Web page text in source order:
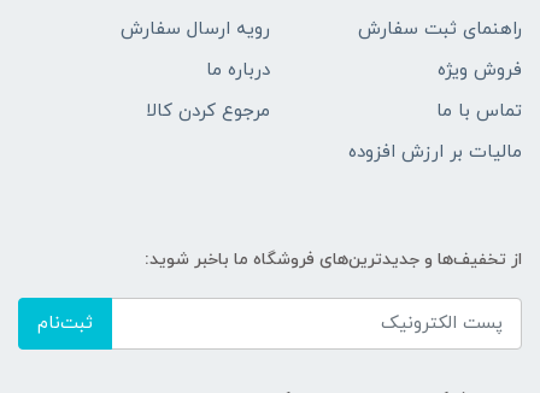
راهنمای ثبت سفارش
رویه ارسال سفارش
فروش ویژه
درباره ما
تماس با ما
مرجوع کردن کالا
مالیات بر ارزش افزوده
از تخفیف‌ها و جدیدترین‌های فروشگاه ما باخبر شوید:
ثبت‌نام